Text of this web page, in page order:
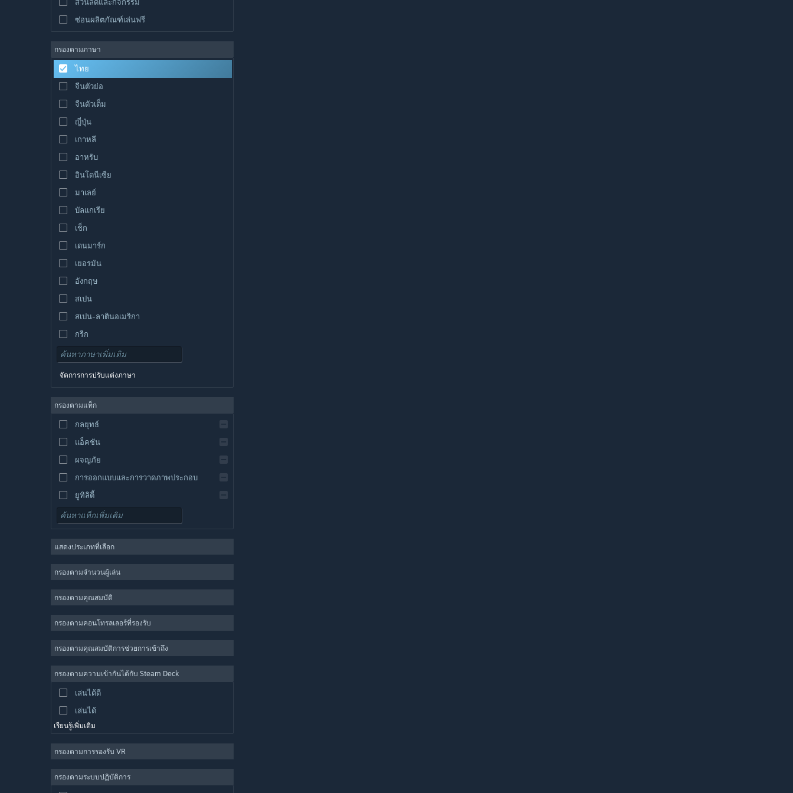
ซ่อนผลิตภัณฑ์เล่นฟรี
กรองตามภาษา
ไทย
จีนตัวย่อ
จีนตัวเต็ม
ญี่ปุ่น
เกาหลี
อาหรับ
อินโดนีเซีย
มาเลย์
บัลแกเรีย
เช็ก
เดนมาร์ก
เยอรมัน
อังกฤษ
สเปน
สเปน-ลาตินอเมริกา
กรีก
จัดการการปรับแต่งภาษา
กรองตามแท็ก
กลยุทธ์
แอ็คชัน
ผจญภัย
การออกแบบและการวาดภาพประกอบ
ยูทิลิตี้
เล่นฟรี
ผู้เล่นหลายคนจำนวนมาก
แคชชวล
จำลองสถานการณ์
กีฬา
การผลิตวิดีโอ
การแก้ไขรูปภาพ
แสดงประเภทที่เลือก
กรองตามจำนวนผู้เล่น
กรองตามคุณสมบัติ
กรองตามคอนโทรลเลอร์ที่รองรับ
กรองตามคุณสมบัติการช่วยการเข้าถึง
กรองตามความเข้ากันได้กับ Steam Deck
เล่นได้ดี
เล่นได้
เรียนรู้เพิ่มเติม
กรองตามการรองรับ VR
กรองตามระบบปฏิบัติการ